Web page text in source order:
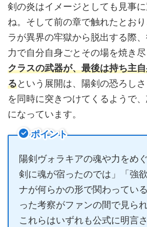
剣の炎はイメージとしても見事
ね。そして前の章で触れたとお
ラが異界の牢獄から脱出する際
力で自分自身ごとその場を焼き尽
クラスの武器が、最後は持ち主
るという展開は、陽剣の恐ろし
を同時に突きつけてくるようで
になっています。
ポイント
陽剣ヴォラキアの魂や力をめ
剣に魂が宿ったのでは」「強
ナが何らかの形で関わってい
った考察がファンの間で見ら
これらはいずれも公式に明言